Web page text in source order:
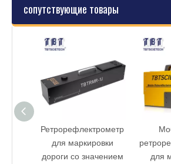
сопутствующие товары
Ретрорефлектрометр
для маркировки
дороги со значением
для